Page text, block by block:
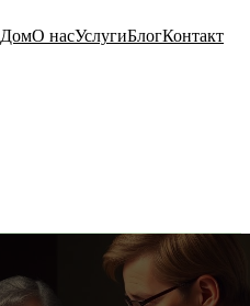
ДомО насУслугиБлогКонтакт